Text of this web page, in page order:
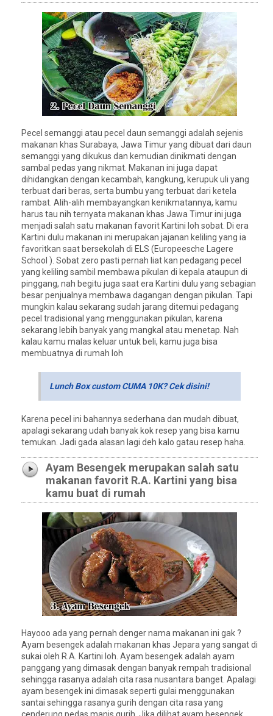
Pecel semanggi atau pecel daun semanggi adalah sejenis
makanan khas Surabaya, Jawa Timur yang dibuat dari daun
semanggi yang dikukus dan kemudian dinikmati dengan
sambal pedas yang nikmat. Makanan ini juga dapat
dihidangkan dengan kecambah, kangkung, kerupuk uli yang
terbuat dari beras, serta bumbu yang terbuat dari ketela
rambat. Alih-alih membayangkan kenikmatannya, kamu
harus tau nih ternyata makanan khas Jawa Timur ini juga
menjadi salah satu makanan favorit Kartini loh sobat. Di era
Kartini dulu makanan ini merupakan jajanan keliling yang ia
favoritkan saat bersekolah di ELS (Europeesche Lagere
School ). Sobat zero pasti pernah liat kan pedagang pecel
yang keliling sambil membawa pikulan di kepala ataupun di
pinggang, nah begitu juga saat era Kartini dulu yang sebagian
besar penjualnya membawa dagangan dengan pikulan. Tapi
mungkin kalau sekarang sudah jarang ditemui pedagang
pecel tradisional yang menggunakan pikulan, karena
sekarang lebih banyak yang mangkal atau menetap. Nah
kalau kamu malas keluar untuk beli, kamu juga bisa
membuatnya di rumah loh
Lunch Box custom CUMA 10K? Cek disini!
Karena pecel ini bahannya sederhana dan mudah dibuat,
apalagi sekarang udah banyak kok resep yang bisa kamu
temukan. Jadi gada alasan lagi deh kalo gatau resep haha.
Ayam Besengek merupakan salah satu
makanan favorit R.A. Kartini yang bisa
kamu buat di rumah
Hayooo ada yang pernah denger nama makanan ini gak ?
Ayam besengek adalah makanan khas Jepara yang sangat di
sukai oleh R.A. Kartini loh. Ayam besengek adalah ayam
panggang yang dimasak dengan banyak rempah tradisional
sehingga rasanya adalah cita rasa nusantara banget. Apalagi
ayam besengek ini dimasak seperti gulai menggunakan
santai sehingga rasanya gurih dengan cita rasa yang
cenderung pedas manis gurih. Jika dilihat ayam besengek